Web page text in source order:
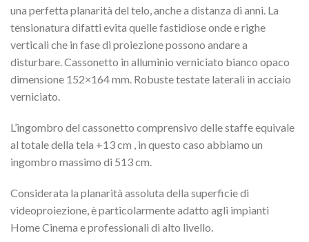
una perfetta planarità del telo, anche a distanza di anni. La
tensionatura difatti evita quelle fastidiose onde e righe
verticali che in fase di proiezione possono andare a
disturbare. Cassonetto in alluminio verniciato bianco opaco
dimensione 152×164 mm. Robuste testate laterali in acciaio
verniciato.
L’ingombro del cassonetto comprensivo delle staffe equivale
al totale della tela +13 cm , in questo caso abbiamo un
ingombro massimo di 513 cm.
Considerata la planarità assoluta della superficie di
videoproiezione, è particolarmente adatto agli impianti
Home Cinema e professionali di alto livello.